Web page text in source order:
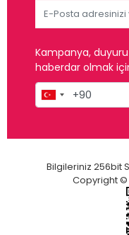
Kampanya,
haberdar olmak
Bilgileriniz 256bit
Copyright ©